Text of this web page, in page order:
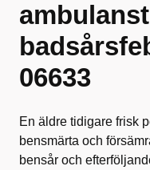
06633
En äldre tidigare frisk
bensmärta och
bensår och